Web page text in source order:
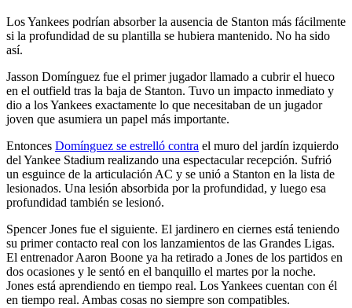
Los Yankees podrían absorber la ausencia de Stanton más fácilmente
si la profundidad de su plantilla se hubiera mantenido. No ha sido
así.
Jasson Domínguez fue el primer jugador llamado a cubrir el hueco
en el outfield tras la baja de Stanton. Tuvo un impacto inmediato y
dio a los Yankees exactamente lo que necesitaban de un jugador
joven que asumiera un papel más importante.
Entonces Domínguez se estrelló contra el muro del jardín izquierdo
del Yankee Stadium realizando una espectacular recepción. Sufrió
un esguince de la articulación AC y se unió a Stanton en la lista de
lesionados. Una lesión absorbida por la profundidad, y luego esa
profundidad también se lesionó.
Spencer Jones fue el siguiente. El jardinero en ciernes está teniendo
su primer contacto real con los lanzamientos de las Grandes Ligas.
El entrenador Aaron Boone ya ha retirado a Jones de los partidos en
dos ocasiones y le sentó en el banquillo el martes por la noche.
Jones está aprendiendo en tiempo real. Los Yankees cuentan con él
en tiempo real. Ambas cosas no siempre son compatibles.